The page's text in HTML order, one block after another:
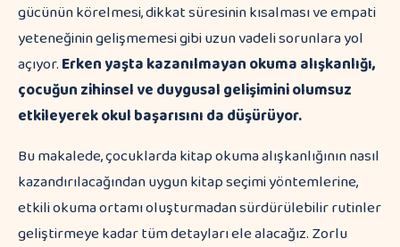
gücünün körelmesi, dikkat süresinin kısalması ve empati
yeteneğinin gelişmemesi gibi uzun vadeli sorunlara yol
açıyor.Erken yaşta kazanılmayan okuma alışkanlığı,
çocuğun zihinsel ve duygusal gelişimini olumsuz
etkileyerek okul başarısını da düşürüyor.
Bu makalede, çocuklarda kitap okuma alışkanlığının nasıl
kazandırılacağından uygun kitap seçimi yöntemlerine,
etkili okuma ortamı oluşturmadan sürdürülebilir rutinler
geliştirmeye kadar tüm detayları ele alacağız. Zorlu